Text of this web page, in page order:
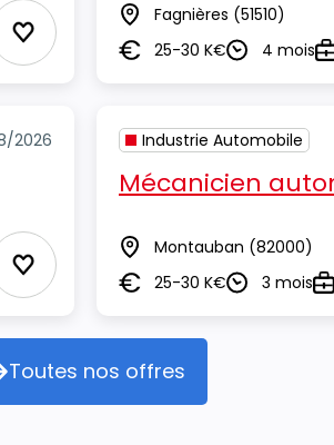
Ajouter aux Favoris
Lieu Fagnières (51510)
Salaire25-30 K€Durée4 mois
2026
Ajouter aux Favoris
Industrie Automobile
Mécanicien
Lieu Montauban (82000)
Salaire25-30 K€Durée3 mois
Toutes nos offres
Toutes nos offres